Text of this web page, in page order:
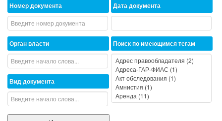
Номер документа
Орган власти
Вид документа
Дата документа
Поиск по имеющимся тегам